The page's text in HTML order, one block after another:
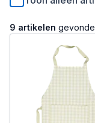
9 artikelen